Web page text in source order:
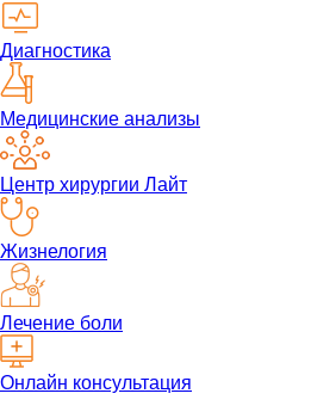
Диагностика
Медицинские анализы
Центр хирургии Лайт
Жизнелогия
Лечение боли
Онлайн консультация